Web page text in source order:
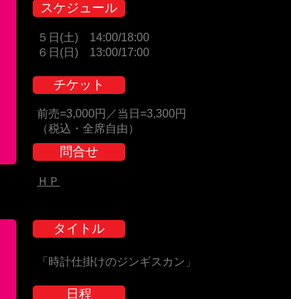
スケジュール
５日(土) 14:00/18:00
６日(日) 13:00/17:00
チケット
前売=3,000円／当日=3,300円
（税込・全席自由）
問合せ
ＨＰ
タイトル
「時計仕掛けのジンギスカン」
日程